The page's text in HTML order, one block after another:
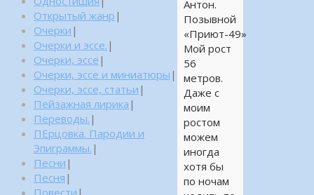
Антон.
Позывной
«Приют-49»
Мой рост
56
метров.
Даже с
моим
ростом
можем
иногда
хотя бы
по ночам
Открытый жанр |
Очерки |
Очерки и эссе. |
Очерки, эссе |
Очерки, эссе и миниатюры |
Очерки, эссе, статьи |
Пейзажная лирика |
Переводы. |
ПЕрцовка. Пародии и
Эпиграммы. |
Песни |
Песня |
Повести |